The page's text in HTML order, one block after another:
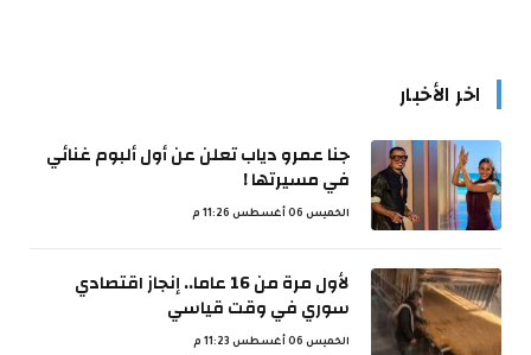
اخر الأخبار
جنا عمرو دياب تعلن عن أول ألبوم غنائي
في مسيرتها !
الخميس 06 أغسطس 11:26 م
لأول مرة من 16 عاما.. إنجاز اقتصادي
سوري في وقت قياسي
الخميس 06 أغسطس 11:23 م